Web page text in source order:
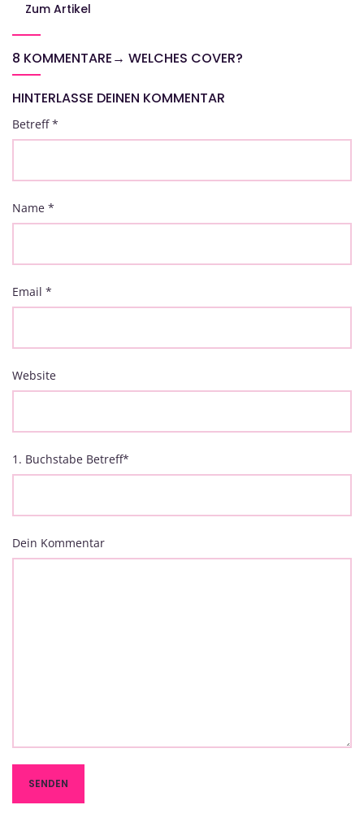
Zum Artikel
8 KOMMENTARE→ WELCHES COVER?
HINTERLASSE DEINEN KOMMENTAR
Betreff*
Name *
Email *
Website
1. Buchstabe Betreff*
Dein Kommentar